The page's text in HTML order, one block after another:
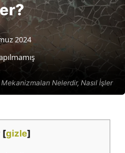
Nelerdir, Nasıl İşler
2024
[gizle]